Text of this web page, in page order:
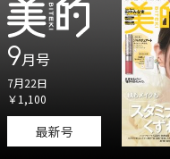
9月号
7月22日
￥1,100
最新号